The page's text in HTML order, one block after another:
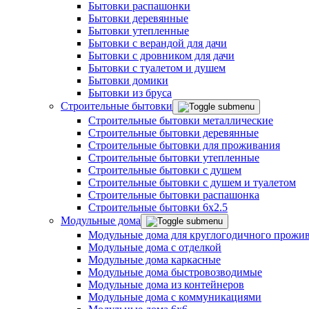
Бытовки распашонки
Бытовки деревянные
Бытовки утепленные
Бытовки с верандой для дачи
Бытовки с дровником для дачи
Бытовки с туалетом и душем
Бытовки домики
Бытовки из бруса
Строительные бытовки
Строительные бытовки металлические
Строительные бытовки деревянные
Строительные бытовки для проживания
Строительные бытовки утепленные
Строительные бытовки с душем
Строительные бытовки с душем и туалетом
Строительные бытовки распашонка
Строительные бытовки 6x2.5
Модульные дома
Модульные дома для круглогодичного
Модульные дома с отделкой
Модульные дома каркасные
Модульные дома быстровозводимые
Модульные дома из контейнеров
Модульные дома с коммуникациями